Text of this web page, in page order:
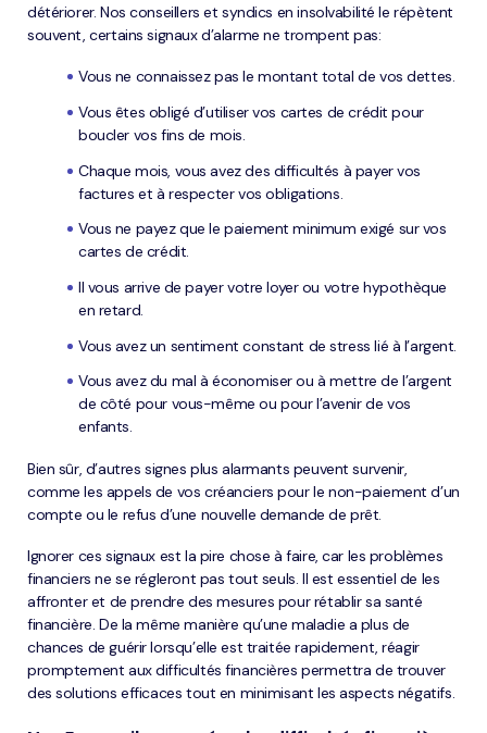
détériorer. Nos conseillers et syndics en insolvabilité le répètent
souvent, certains signaux d’alarme ne trompent pas:
Vous ne connaissez pas le montant total de vos dettes.
Vous êtes obligé d’utiliser vos cartes de crédit pour
boucler vos fins de mois.
Chaque mois, vous avez des difficultés à payer vos
factures et à respecter vos obligations.
Vous ne payez que le paiement minimum exigé sur vos
cartes de crédit.
Il vous arrive de payer votre loyer ou votre hypothèque
en retard.
Vous avez un sentiment constant de stress lié à l’argent.
Vous avez du mal à économiser ou à mettre de l’argent
de côté pour vous-même ou pour l’avenir de vos
enfants.
Bien sûr, d’autres signes plus alarmants peuvent survenir,
comme les appels de vos créanciers pour le non-paiement d’un
compte ou le refus d’une nouvelle demande de prêt.
Ignorer ces signaux est la pire chose à faire, car les problèmes
financiers ne se régleront pas tout seuls. Il est essentiel de les
affronter et de prendre des mesures pour rétablir sa santé
financière. De la même manière qu’une maladie a plus de
chances de guérir lorsqu’elle est traitée rapidement, réagir
promptement aux difficultés financières permettra de trouver
des solutions efficaces tout en minimisant les aspects négatifs.